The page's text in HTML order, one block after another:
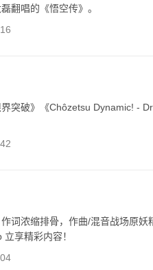
翻唱的《悟空传》。
界突破》《Chôzetsu Dynamic! -
词浓缩排骨，作曲/混音战场原妖
享精彩内容！